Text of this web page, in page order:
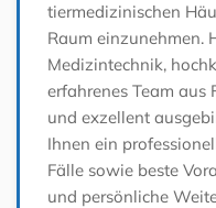
tiermedizinischen
Raum einzunehmen.
Medizintechnik,
erfahrenes Team
und exzellent
Ihnen ein
Fälle sowie beste
und persönliche